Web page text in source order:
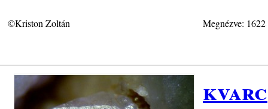
©Kriston Zoltán Megnézve:
kvarc